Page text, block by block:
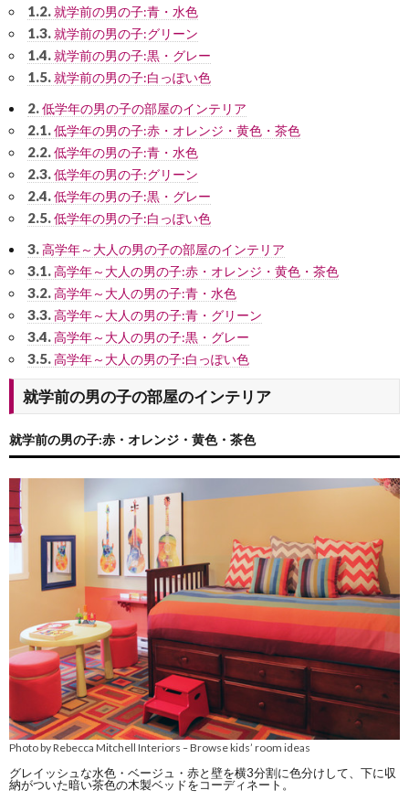
1.2.就学前の男の子:青・水色
1.3.就学前の男の子:グリーン
1.4.就学前の男の子:黒・グレー
1.5.就学前の男の子:白っぽい色
2.低学年の男の子の部屋のインテリア
2.1.低学年の男の子:赤・オレンジ・黄色・茶色
2.2.低学年の男の子:青・水色
2.3.低学年の男の子:グリーン
2.4.低学年の男の子:黒・グレー
2.5.低学年の男の子:白っぽい色
3.高学年～大人の男の子の部屋のインテリア
3.1.高学年～大人の男の子:赤・オレンジ・黄色・茶色
3.2.高学年～大人の男の子:青・水色
3.3.高学年～大人の男の子:青・グリーン
3.4.高学年～大人の男の子:黒・グレー
3.5.高学年～大人の男の子:白っぽい色
就学前の男の子の部屋のインテリア
就学前の男の子:赤・オレンジ・黄色・茶色
Photo by Rebecca Mitchell Interiors –Browse kids’ room ideas
グレイッシュな水色・ベージュ・赤と壁を横3分割に色分けして、下に収
納がついた暗い茶色の木製ベッドをコーディネート。